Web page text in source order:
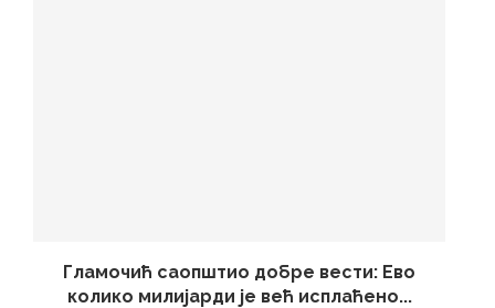
Гламочић саопштио добре вести: Ево
колико милијарди је већ исплаћено...